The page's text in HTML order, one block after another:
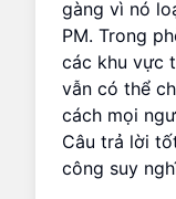
gàng vì nó
PM. Trong
các khu vực
vẫn có thể
cách mọi
Câu trả lời
công suy